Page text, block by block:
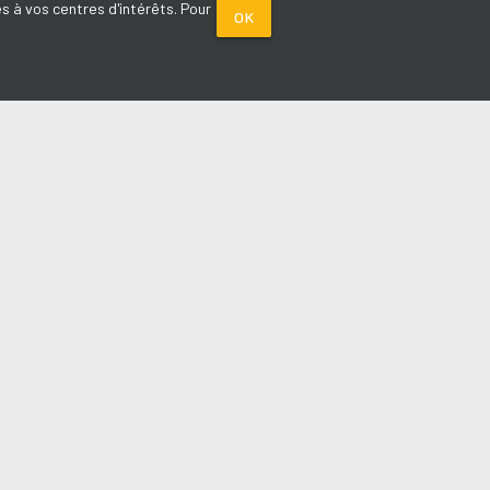
à vos centres d'intérêts. Pour
OK